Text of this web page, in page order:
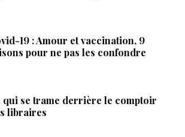
19 : Amour et vaccination, 9
pour ne pas les confondre
qui se trame derrière le comptoir
libraires